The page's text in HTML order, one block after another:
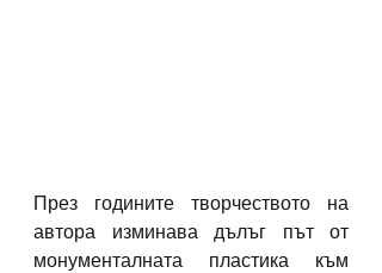
През годините творчеството на
автора изминава дълъг път от
монументалната пластика към